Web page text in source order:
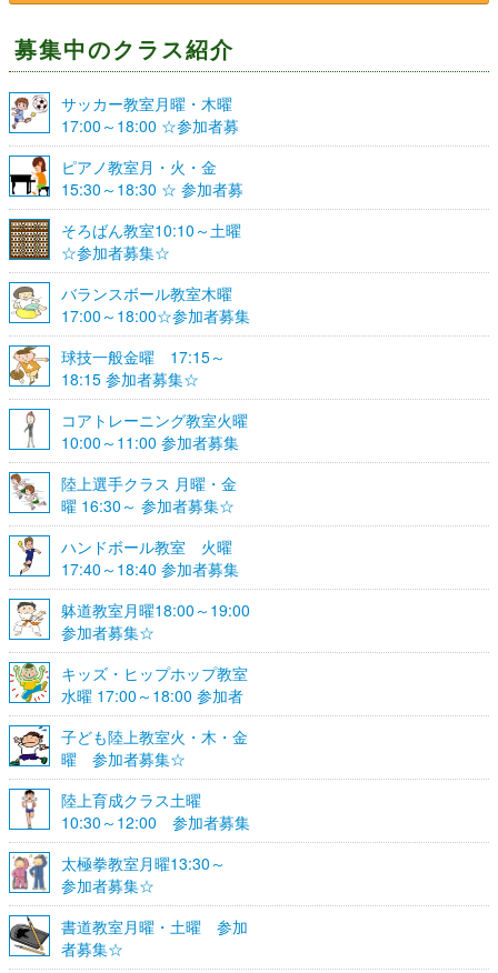
募集中のクラス紹介
サッカー教室月曜・木曜
17:00～18:00 ☆参加者募
集☆
ピアノ教室月・火・金
15:30～18:30 ☆ 参加者募
集☆
そろばん教室10:10～土曜
☆参加者募集☆
バランスボール教室木曜
17:00～18:00☆参加者募集
☆
球技一般金曜 17:15～
18:15 参加者募集☆
コアトレーニング教室火曜
10:00～11:00 参加者募集
陸上選手クラス 月曜・金
曜 16:30～ 参加者募集☆
ハンドボール教室 火曜
17:40～18:40 参加者募集
☆
躰道教室月曜18:00～19:00
参加者募集☆
キッズ・ヒップホップ教室
水曜 17:00～18:00 参加者
募集☆
子ども陸上教室火・木・金
曜 参加者募集☆
陸上育成クラス土曜
10:30～12:00 参加者募集
☆
太極拳教室月曜13:30～
参加者募集☆
書道教室月曜・土曜 参加
者募集☆